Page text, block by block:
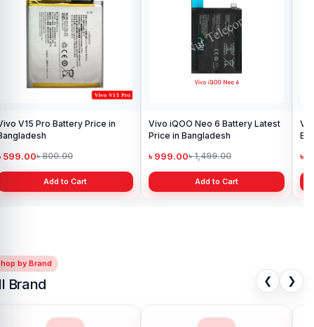
V15 Pro Battery Price in
599.00৳ 800.00
Add to Cart
Vivo iQOO Neo 6 Battery Latest
Price in Bangladesh
৳ 999.00৳ 1,499.00
Add to Cart
৳
by Brand
Brand ❮ ❯